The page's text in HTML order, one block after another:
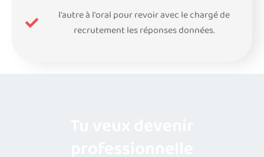
l'autre à l'oral pour revoir avec le chargé de
recrutement les réponses données.